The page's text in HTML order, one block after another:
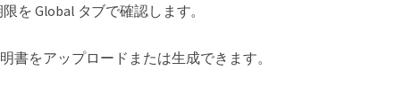
を Global タブで確認します。
書をアップロードまたは生成できます。